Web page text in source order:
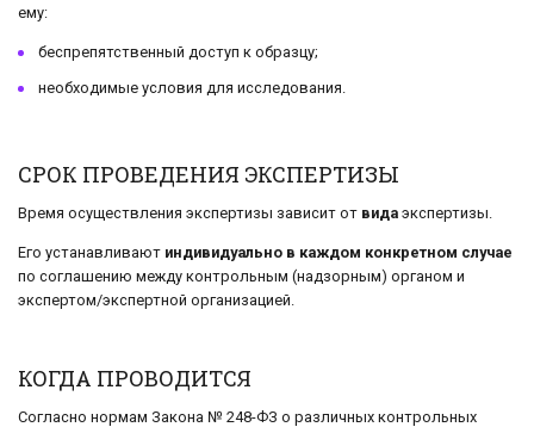
ему:
беспрепятственный доступ к образцу;
необходимые условия для исследования.
СРОК ПРОВЕДЕНИЯ ЭКСПЕРТИЗЫ
Время осуществления экспертизы зависит от вида экспертизы.
Его устанавливают индивидуально в каждом конкретном случае
по соглашению между контрольным (надзорным) органом и
экспертом/экспертной организацией.
КОГДА ПРОВОДИТСЯ
Согласно нормам Закона № 248-ФЗ о различных контрольных